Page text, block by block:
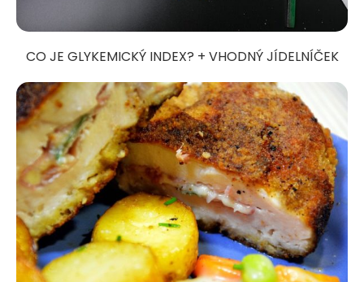
CO JE GLYKEMICKÝ INDEX? + VHODNÝ JÍDELNÍČEK